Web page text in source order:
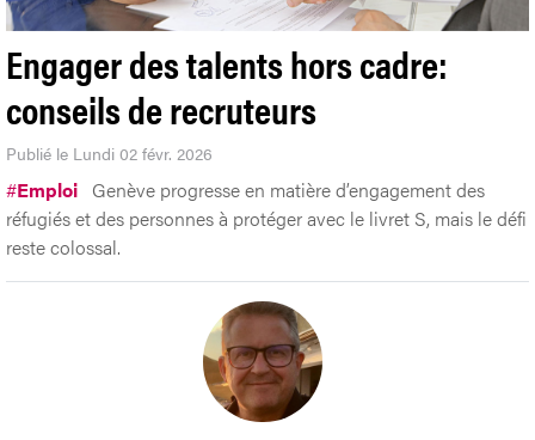
Engager des talents hors cadre:
conseils de recruteurs
Publié le Lundi 02 févr. 2026
#Emploi Genève progresse en matière d’engagement des
réfugiés et des personnes à protéger avec le livret S, mais le défi
reste colossal.